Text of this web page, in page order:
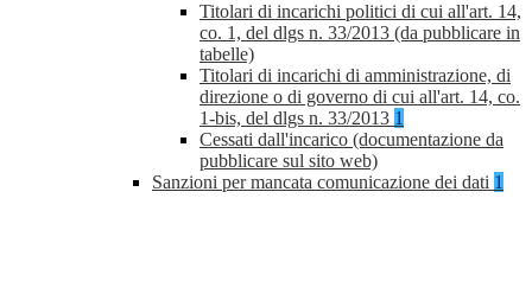
Titolari di incarichi politici di cui all'art. 14,
co. 1, del dlgs n. 33/2013 (da pubblicare in
tabelle)
Titolari di incarichi di amministrazione, di
direzione o di governo di cui all'art. 14, co.
1-bis, del dlgs n. 33/2013 1
Cessati dall'incarico (documentazione da
pubblicare sul sito web)
Sanzioni per mancata comunicazione dei dati 1